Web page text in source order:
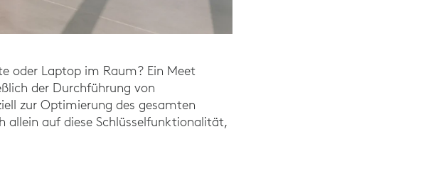
oder Laptop im Raum? Ein Meet
der Durchführung von
zur Optimierung des gesamten
allein auf diese Schlüsselfunktionalität,